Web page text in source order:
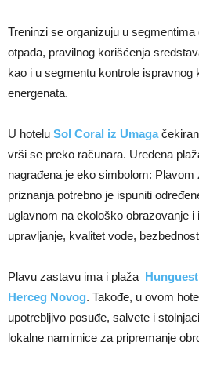
Treninzi se organizuju u
otpada, pravilnog korišćenja
kao i u segmentu kontrole ispravnog
energenata.
U hotelu Sol Coral iz Umaga
vrši se preko računara. Uređena
nagrađena je eko simbolom:
priznanja potrebno je ispuniti
uglavnom na ekološko obrazovanje
upravljanje, kvalitet vode,
Plavu zastavu ima i plaža
Herceg Novog. Takođe, u ovom
upotrebljivo posuđe, salvete i
lokalne namirnice za pripremanje